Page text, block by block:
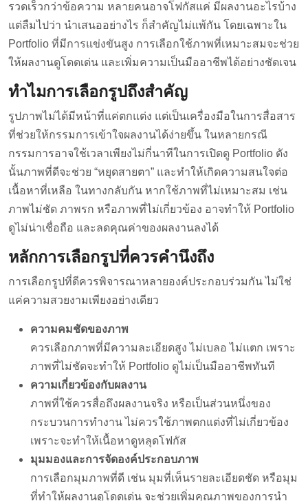
รวดเร็วกว่าข้อความ หลายคนอาจโฟกัสแค่ มีผลงานอะไรบ้าง
แต่ลืมไปว่า นำเสนออย่างไร ก็สำคัญไม่แพ้กัน โดยเฉพาะใน
Portfolio ที่มีการแข่งขันสูง การเลือกใช้ภาพที่เหมาะสมจะช่วย
ให้ผลงานดูโดดเด่น และเพิ่มความเป็นมืออาชีพได้อย่างชัดเจน
ทำไมการเลือกรูปถึงสำคัญ
รูปภาพไม่ได้มีหน้าที่แค่ตกแต่ง แต่เป็นเครื่องมือในการสื่อสาร
ที่ช่วยให้กรรมการเข้าใจผลงานได้ง่ายขึ้น ในหลายกรณี
กรรมการอาจใช้เวลาเพียงไม่กี่นาทีในการเปิดดู Portfolio ดัง
นั้นภาพที่ดีจะช่วย “หยุดสายตา” และทำให้เกิดความสนใจต่อ
เนื้อหาที่เหลือ ในทางกลับกัน หากใช้ภาพที่ไม่เหมาะสม เช่น
ภาพไม่ชัด ภาพรก หรือภาพที่ไม่เกี่ยวข้อง อาจทำให้ Portfolio
ดูไม่น่าเชื่อถือ และลดคุณค่าของผลงานลงได้
หลักการเลือกรูปที่ควรคำนึงถึง
การเลือกรูปที่ดีควรพิจารณาหลายองค์ประกอบร่วมกัน ไม่ใช่
แค่ความสวยงามเพียงอย่างเดียว
ความคมชัดของภาพ
ควรเลือกภาพที่มีความละเอียดสูง ไม่เบลอ ไม่แตก เพราะ
ภาพที่ไม่ชัดจะทำให้ Portfolio ดูไม่เป็นมืออาชีพทันที
ความเกี่ยวข้องกับผลงาน
ภาพที่ใช้ควรสื่อถึงผลงานจริง หรือเป็นส่วนหนึ่งของ
กระบวนการทำงาน ไม่ควรใช้ภาพตกแต่งที่ไม่เกี่ยวข้อง
เพราะจะทำให้เนื้อหาดูหลุดโฟกัส
มุมมองและการจัดองค์ประกอบภาพ
การเลือกมุมภาพที่ดี เช่น มุมที่เห็นรายละเอียดชัด หรือมุม
ที่ทำให้ผลงานดูโดดเด่น จะช่วยเพิ่มคุณภาพของการนำ